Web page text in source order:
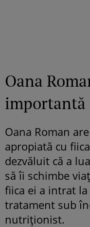
Oana
importantă
Oana Roman
apropiată cu
dezvăluit că a
să îi schimbe
fiica ei a intrat
tratament sub
nutriționist.